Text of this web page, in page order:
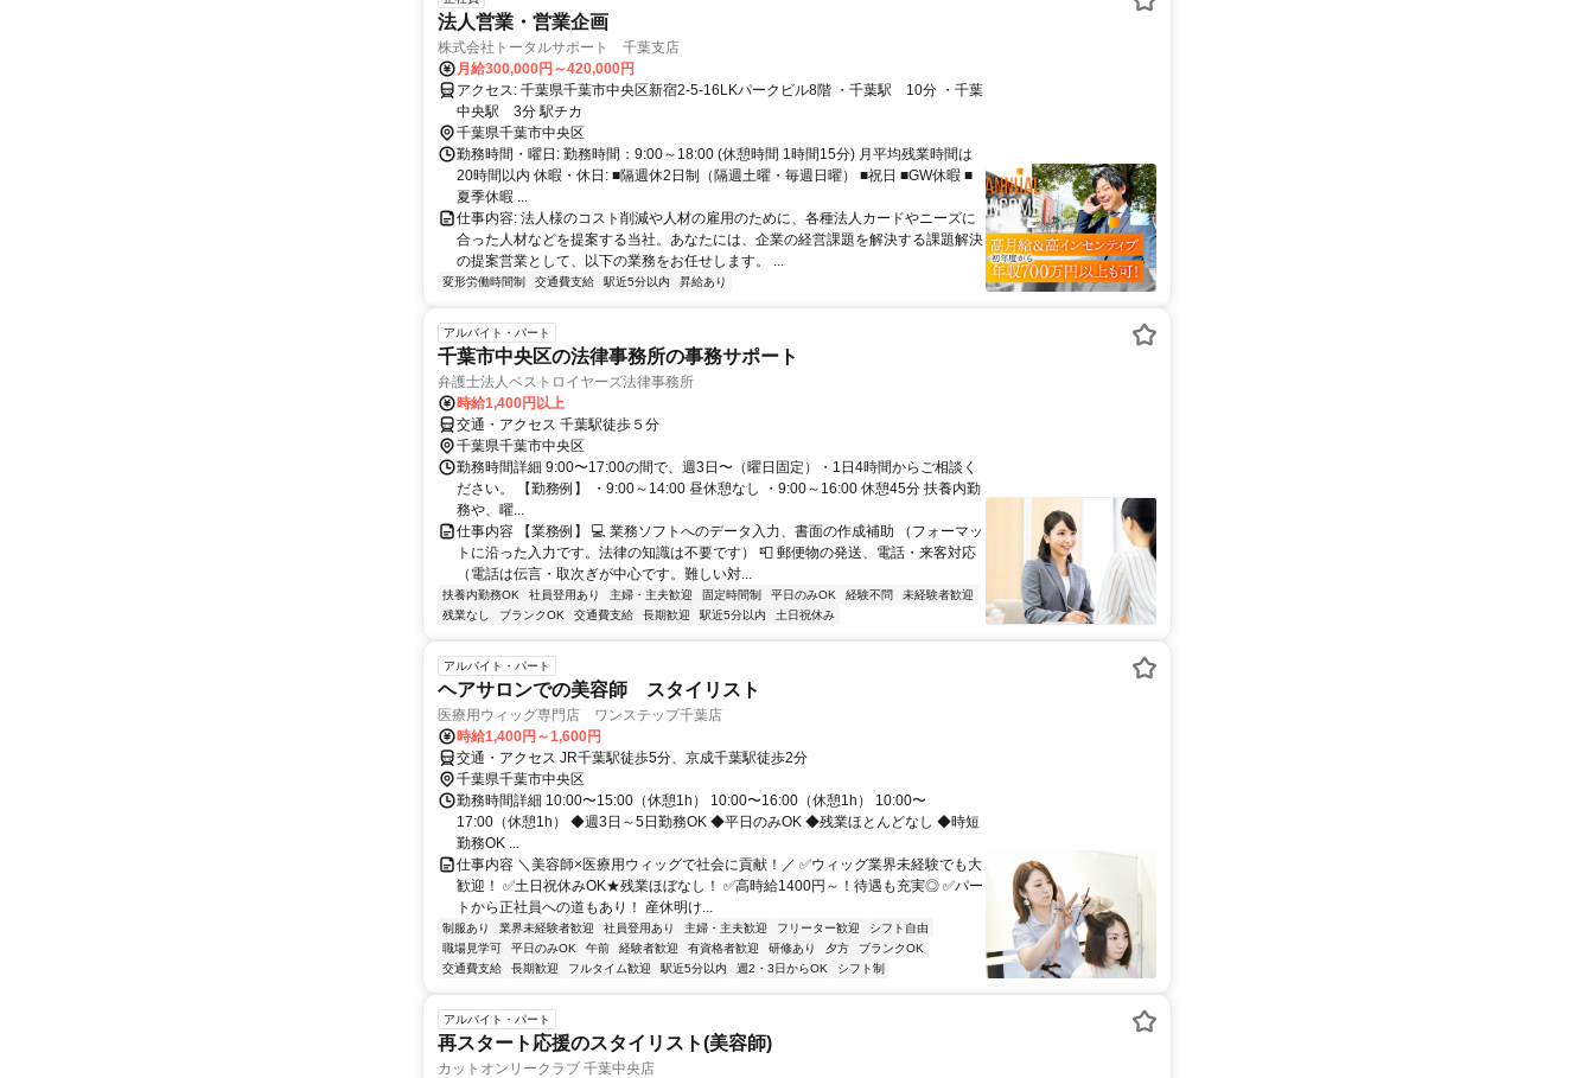
法人営業・営業企画
株式会社トータルサポート 千葉支店
月給300,000円～420,000円
アクセス: 千葉県千葉市中央区新宿2-5-16LKパークビル8階 ・千葉駅 10分 ・千葉
中央駅 3分 駅チカ
千葉県千葉市中央区
勤務時間・曜日: 勤務時間：9:00～18:00 (休憩時間 1時間15分) 月平均残業時間は
20時間以内 休暇・休日: ■隔週休2日制（隔週土曜・毎週日曜） ■祝日 ■GW休暇 ■
夏季休暇 ...
仕事内容: 法人様のコスト削減や人材の雇用のために、各種法人カードやニーズに
合った人材などを提案する当社。あなたには、企業の経営課題を解決する課題解決
の提案営業として、以下の業務をお任せします。 ...
変形労働時間制 交通費支給 駅近5分以内 昇給あり
アルバイト・パート
千葉市中央区の法律事務所の事務サポート
弁護士法人ベストロイヤーズ法律事務所
時給1,400円以上
交通・アクセス 千葉駅徒歩５分
千葉県千葉市中央区
勤務時間詳細 9:00〜17:00の間で、週3日〜（曜日固定）・1日4時間からご相談く
ださい。 【勤務例】 ・9:00～14:00 昼休憩なし ・9:00～16:00 休憩45分 扶養内勤
務や、曜...
仕事内容 【業務例】 💻 業務ソフトへのデータ入力、書面の作成補助 （フォーマッ
トに沿った入力です。法律の知識は不要です） 📮 郵便物の発送、電話・来客対応
（電話は伝言・取次ぎが中心です。難しい対...
扶養内勤務OK 社員登用あり 主婦・主夫歓迎 固定時間制 平日のみOK 経験不問
未経験者歓迎
残業なし
ブランクOK 交通費支給 長期歓迎 駅近5分以内 土日祝休み
アルバイト・パート
ヘアサロンでの美容師 スタイリスト
医療用ウィッグ専門店 ワンステップ千葉店
時給1,400円～1,600円
交通・アクセス JR千葉駅徒歩5分、京成千葉駅徒歩2分
千葉県千葉市中央区
勤務時間詳細 10:00〜15:00（休憩1h） 10:00〜16:00（休憩1h） 10:00〜
17:00（休憩1h） ◆週3日～5日勤務OK ◆平日のみOK ◆残業ほとんどなし ◆時短
勤務OK ...
仕事内容 ＼美容師×医療用ウィッグで社会に貢献！／ ✅ウィッグ業界未経験でも大
歓迎！ ✅土日祝休みOK★残業ほぼなし！ ✅高時給1400円～！待遇も充実◎ ✅パー
トから正社員への道もあり！ 産休明け...
制服あり 業界未経験者歓迎 社員登用あり 主婦・主夫歓迎 フリーター歓迎
シフト自由
職場見学可
平日のみOK 午前 経験者歓迎 有資格者歓迎 研修あり 夕方
ブランクOK
交通費支給
長期歓迎 フルタイム歓迎 駅近5分以内 週2・3日からOK シフト制
アルバイト・パート
再スタート応援のスタイリスト(美容師)
カットオンリークラブ 千葉中央店